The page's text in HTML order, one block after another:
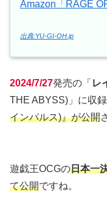
Amazon「RAGE
出典:YU-GI-OH.jp
2024/7/27発売の「 レ
THE ABYSS)」に収録
インパルス)』が公開
遊戯王OCGの日本一
て公開ですね。